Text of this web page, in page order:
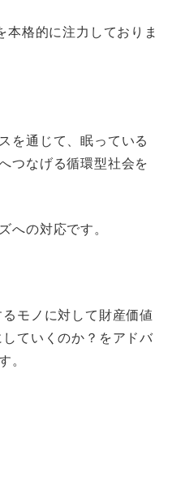
本格的に注力しておりま
を通じて、眠っている
つなげる循環型社会を
への対応です。
モノに対して財産価値
ていくのか？をアドバ
。